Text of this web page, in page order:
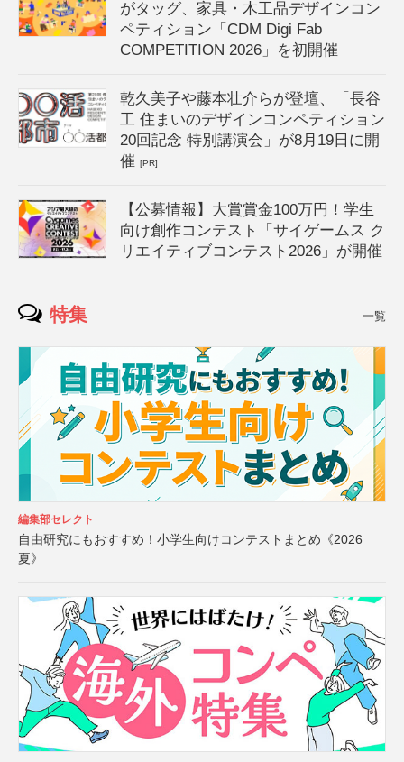
がタッグ、家具・木工品デザインコン
ペティション「CDM Digi Fab
COMPETITION 2026」を初開催
乾久美子や藤本壮介らが登壇、「長谷
工 住まいのデザインコンペティション
20回記念 特別講演会」が8月19日に開
催[PR]
【公募情報】大賞賞金100万円！学生
向け創作コンテスト「サイゲームス ク
リエイティブコンテスト2026」が開催
特集 一覧
編集部セレクト
自由研究にもおすすめ！小学生向けコンテストまとめ《2026
夏》